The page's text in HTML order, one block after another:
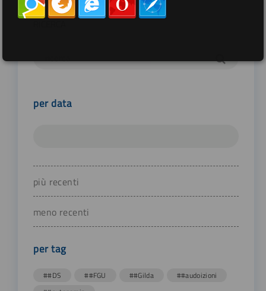
per data
più recenti
meno recenti
per tag
##DS ##FGU ##Gilda
##audoizioni